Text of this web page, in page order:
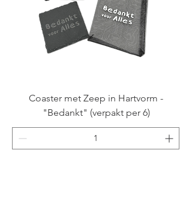
Coaster met Zeep in Hartvorm -
"Bedankt" (verpakt per 6)